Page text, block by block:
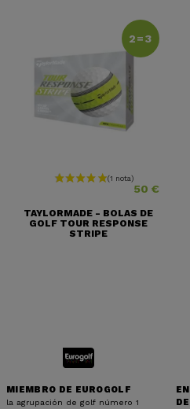
2=3
Precio 50 €
TAYLORMADE - BOLAS DE
GOLF TOUR RESPONSE
STRIPE
MIEMBRO DE EUROGOLF
la agrupación de golf número 1